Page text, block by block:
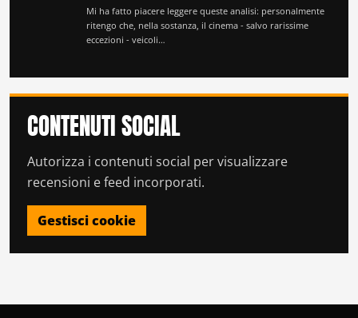
Mi ha fatto piacere leggere queste analisi: personalmente
ritengo che, nella sostanza, il cinema - salvo rarissime
eccezioni - veicoli…
CONTENUTI SOCIAL
Autorizza i contenuti social per visualizzare
recensioni e feed incorporati.
Gestisci cookie